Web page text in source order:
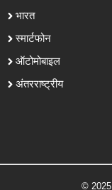
भारत
स्मार्टफोन
ऑटोमोबाइल
अंतरराष्ट्रीय
© 2025